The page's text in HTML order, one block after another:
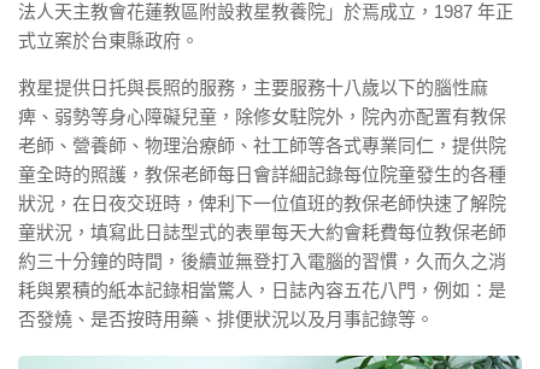
法人天主教會花蓮教區附設救星教養院」於焉成立，1987 年正
式立案於台東縣政府。
救星提供日托與長照的服務，主要服務十八歲以下的腦性麻
痺、弱勢等身心障礙兒童，除修女駐院外，院內亦配置有教保
老師、營養師、物理治療師、社工師等各式專業同仁，提供院
童全時的照護，教保老師每日會詳細記錄每位院童發生的各種
狀況，在日夜交班時，俾利下一位值班的教保老師快速了解院
童狀況，填寫此日誌型式的表單每天大約會耗費每位教保老師
約三十分鐘的時間，後續並無登打入電腦的習慣，久而久之消
耗與累積的紙本記錄相當驚人，日誌內容五花八門，例如：是
否發燒、是否按時用藥、排便狀況以及月事記錄等。